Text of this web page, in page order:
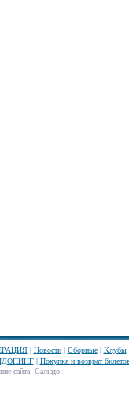
| Новости| Сборные| Клубы
| Покупка и возврат
сайта: Салюдо